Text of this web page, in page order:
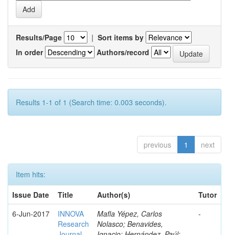
Results/Page | Sort items by
In order
Authors/record
Results 1-1 of 1 (Search time: 0.003 seconds).
previous 1 next
Item hits:
Issue Date
Title Author(s)
Tutor
6-Jun-2017
INNOVA
Research
Mafla Yépez, Carlos
Nolasco; Benavides,
-